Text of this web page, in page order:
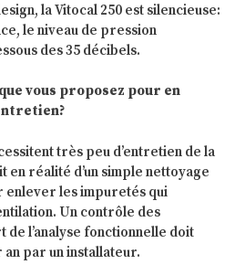
la Vitocal 250 est silencieuse:
le niveau de pression
des 35 décibels.
vous proposez pour en
très peu d’entretien de la
en réalité d’un simple nettoyage
enlever les impuretés qui
Un contrôle des
l’analyse fonctionnelle doit
par un installateur.